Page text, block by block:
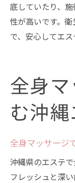
底していたり、
性が高いです。
で、安心してエス
全身
む沖
全身マッサージ
沖縄県のエステ
フレッシュと深